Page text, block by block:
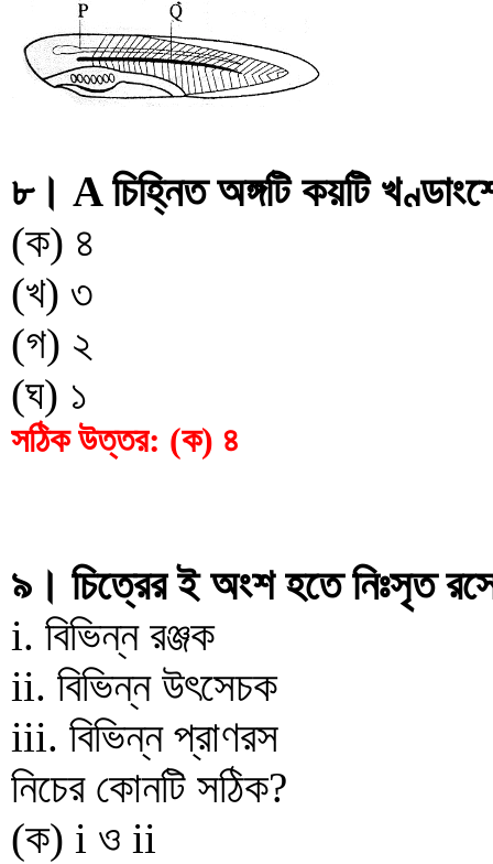
৮। A চিহ্নিত অঙ্গটি কয়টি
(ক) ৪
(খ) ৩
(গ) ২
(ঘ) ১
সঠিক উত্তর: (ক) ৪
৯। চিত্রের ই অংশ হতে নিঃসৃত
i. বিভিন্ন রঞ্জক
ii. বিভিন্ন উৎসেচক
iii. বিভিন্ন প্রাণরস
নিচের কোনটি সঠিক?
(ক) i ও ii